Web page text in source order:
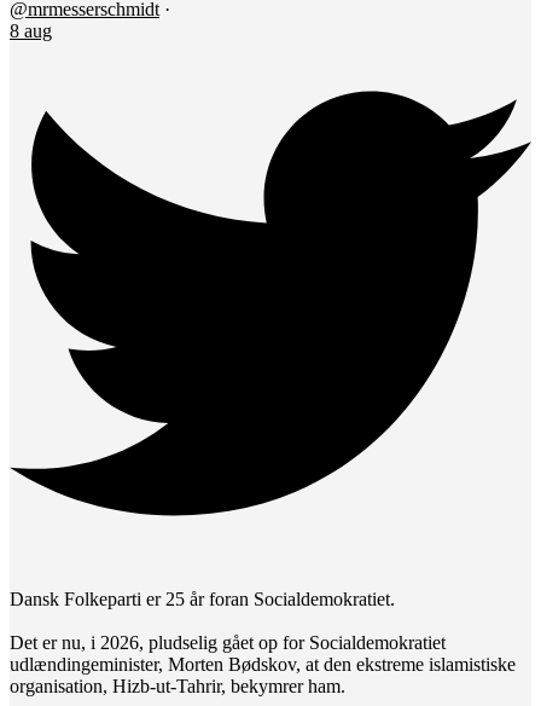
@mrmesserschmidt ·
8 aug
Dansk Folkeparti er 25 år foran Socialdemokratiet.
Det er nu, i 2026, pludselig gået op for Socialdemokratiet
udlændingeminister, Morten Bødskov, at den ekstreme islamistiske
organisation, Hizb-ut-Tahrir, bekymrer ham.